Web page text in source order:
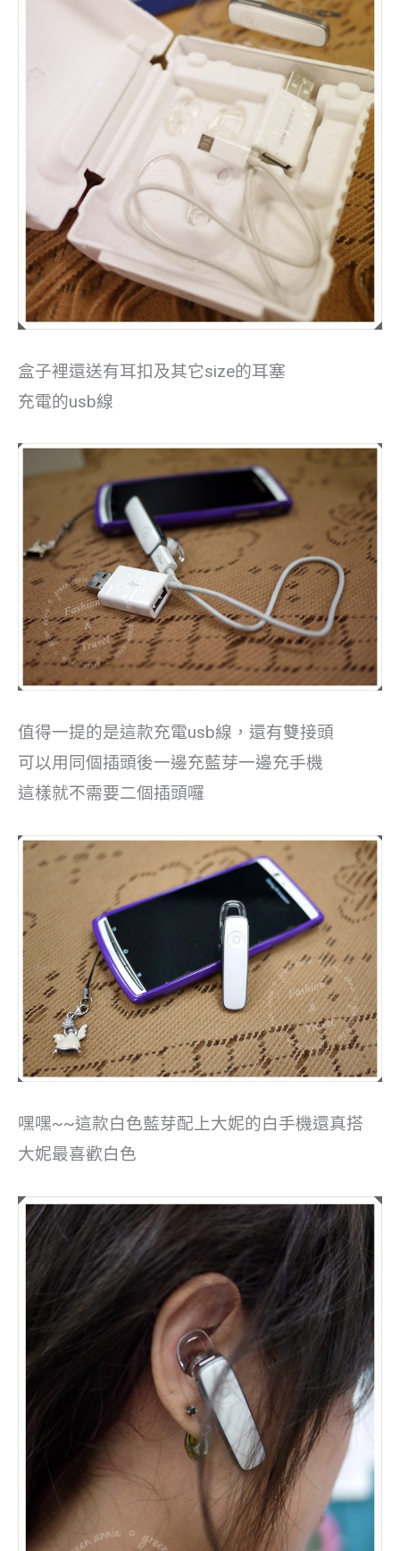
盒子裡還送有耳扣及其它size的耳塞
充電的usb線
值得一提的是這款充電usb線，還有雙接頭
可以用同個插頭後一邊充藍芽一邊充手機
這樣就不需要二個插頭囉
嘿嘿~~這款白色藍芽配上大妮的白手機還真搭
大妮最喜歡白色